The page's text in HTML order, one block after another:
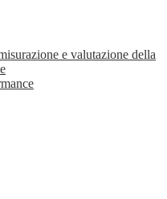
e valutazione della